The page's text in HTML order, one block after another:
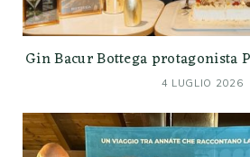
Gin Bacur Bottega protagonista
4 LUGLIO 2026